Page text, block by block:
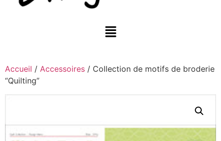
Accueil / Accessoires / Collection de motifs de broderie
“Quilting”